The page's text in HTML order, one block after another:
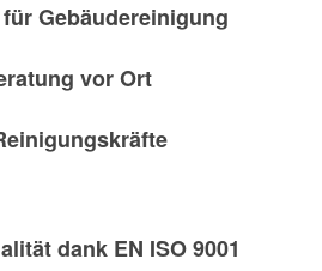
Gebäudereinigung
vor Ort
dank EN ISO 9001